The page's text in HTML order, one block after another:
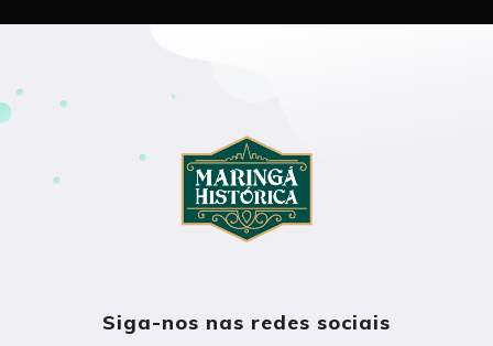
Siga-nos nas redes sociais